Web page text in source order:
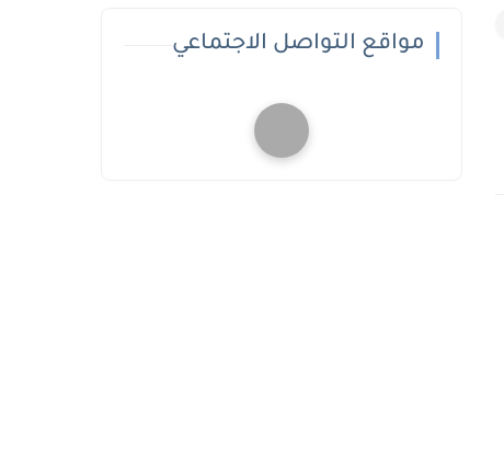
مواقع التواصل الاجتماعي